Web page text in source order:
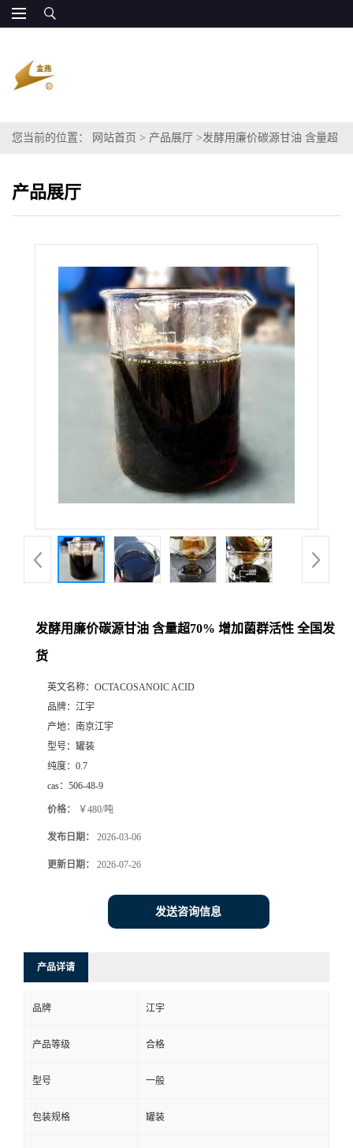
您当前的位置： 网站首页 > 产品展厅 >发酵用廉价碳源甘油 含量超
产品展厅
发酵用廉价碳源甘油 含量超70% 增加菌群活性 全国发
货
英文名称： OCTACOSANOIC ACID
品牌： 江宇
产地： 南京江宇
型号： 罐装
纯度： 0.7
cas： 506-48-9
价格： ￥480/吨
发布日期： 2026-03-06
更新日期： 2026-07-26
发送咨询信息
产品详请
品牌 江宇
产品等级 合格
型号 一般
包装规格 罐装